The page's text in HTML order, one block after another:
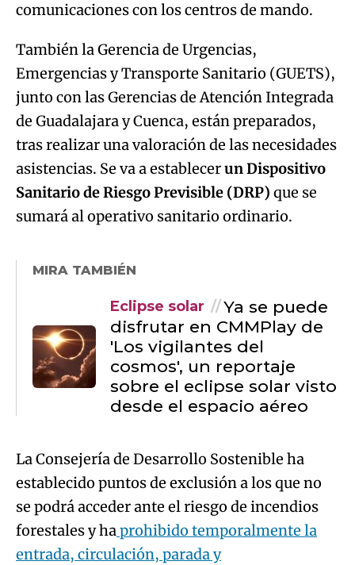
comunicaciones con los centros de mando.
También la Gerencia de Urgencias,
Emergencias y Transporte Sanitario (GUETS),
junto con las Gerencias de Atención Integrada
de Guadalajara y Cuenca, están preparados,
tras realizar una valoración de las necesidades
asistencias. Se va a establecerun Dispositivo
Sanitario de Riesgo Previsible (DRP) que se
sumará al operativo sanitario ordinario.
MIRA TAMBIÉN
Eclipse solar
Ya se puede
disfrutar en CMMPlay de
'Los vigilantes del
cosmos', un reportaje
sobre el eclipse solar visto
desde el espacio aéreo
La Consejería de Desarrollo Sostenible ha
establecido puntos de exclusión a los que no
se podrá acceder ante el riesgo de incendios
forestales y haprohibido temporalmente la
entrada, circulación, parada y